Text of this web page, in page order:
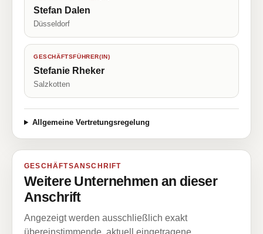
Stefan Dalen
Düsseldorf
GESCHÄFTSFÜHRER(IN)
Stefanie Rheker
Salzkotten
Allgemeine Vertretungsregelung
GESCHÄFTSANSCHRIFT
Weitere Unternehmen an dieser
Anschrift
Angezeigt werden ausschließlich exakt
übereinstimmende, aktuell eingetragene